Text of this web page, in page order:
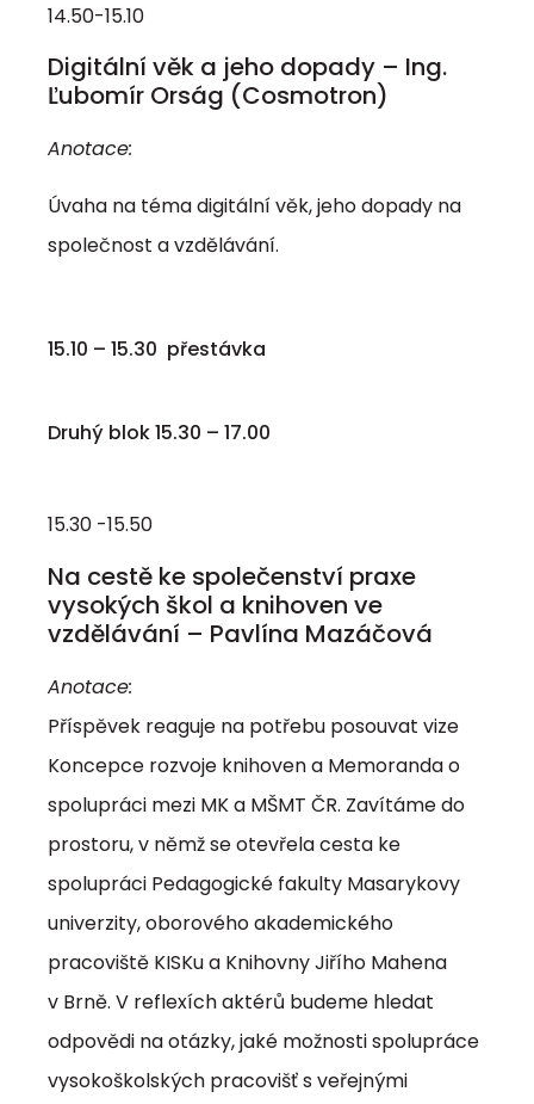
14.50-15.10
Digitální věk a jeho dopady – Ing.
Ľubomír Orság (Cosmotron)
Anotace:
Úvaha na téma digitální věk, jeho dopady na
společnost a vzdělávání.
15.10 – 15.30 přestávka
Druhý blok 15.30 – 17.00
15.30 -15.50
Na cestě ke společenství praxe
vysokých škol a knihoven ve
vzdělávání – Pavlína Mazáčová
Anotace:
Příspěvek reaguje na potřebu posouvat vize
Koncepce rozvoje knihoven a Memoranda o
spolupráci mezi MK a MŠMT ČR. Zavítáme do
prostoru, v němž se otevřela cesta ke
spolupráci Pedagogické fakulty Masarykovy
univerzity, oborového akademického
pracoviště KISKu a Knihovny Jiřího Mahena
v Brně. V reflexích aktérů budeme hledat
odpovědi na otázky, jaké možnosti spolupráce
vysokoškolských pracovišť s veřejnými